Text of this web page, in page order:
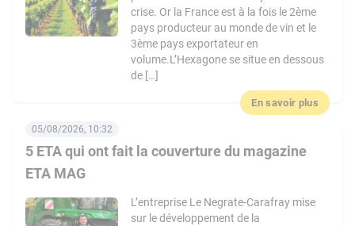
crise. Or la France est à la fois le 2ème
pays producteur au monde de vin et le
3ème pays exportateur en
volume.L’Hexagone se situe en dessous
de […]
En savoir plus
5 ETA qui ont fait la couverture du magazine
ETA MAG
05/08/2026, 10:32
L’entreprise Le Negrate-Carafray mise
sur le développement de la